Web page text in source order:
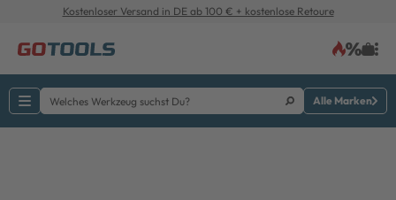
Kostenloser Versand in DE ab 100 € + kostenlose Retoure
Alle Marken